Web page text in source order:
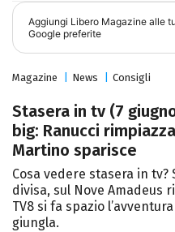
Aggiungi Libero Magazine alle
Google preferite
Magazine News Consigli
Stasera in tv (7
big: Ranucci
Martino sparisce
Cosa vedere stasera in tv?
divisa, sul Nove Amadeus
TV8 si fa spazio
giungla.